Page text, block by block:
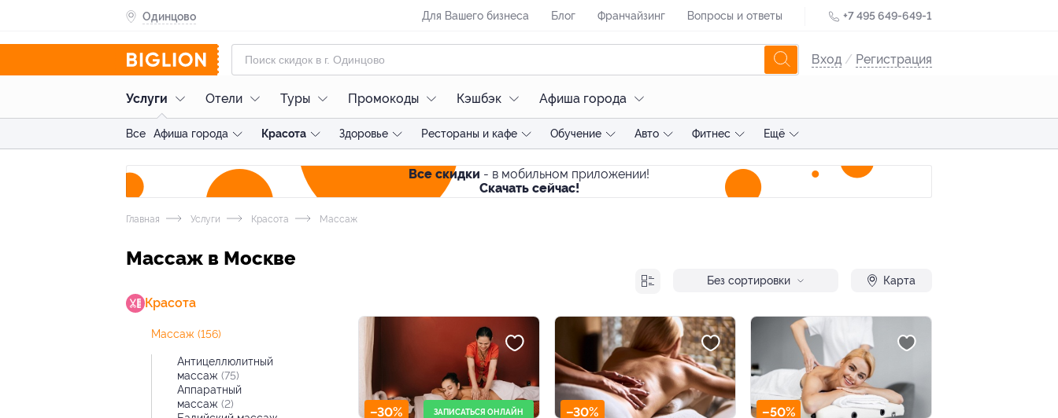
Одинцово Для Вашего бизнеса Блог Франчайзинг Вопросы и ответы +7 495 649-649-1
Вход / Регистрация
Услуги Отели Туры Промокоды Кэшбэк Афиша города
Все Афиша города Красота Здоровье Рестораны и кафе Обучение Авто Фитнес Ещё
Все скидки - в мобильном приложении!
Скачать сейчас!
Главная Услуги Красота Массаж
Массаж в Москве
Без сортировки Карта
Красота
Массаж (156)
Антицеллюлитный
массаж (75)
Аппаратный
массаж (2)
–30% ЗАПИСАТЬСЯ ОНЛАЙН –30% –50%